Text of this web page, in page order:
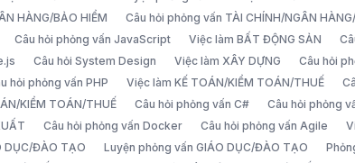
HÀNG/BẢO HIỂM
Câu hỏi phỏng vấn TÀI CHÍNH/NGÂN
Câu hỏi phỏng vấn JavaScript Việc làm BẤT ĐỘNG SẢN
Câu hỏi System Design Việc làm XÂY DỰNG Câu hỏi
hỏi phỏng vấn PHP Việc làm KẾ TOÁN/KIỂM TOÁN/THUẾ
KIỂM TOÁN/THUẾ
Câu hỏi phỏng vấn C# Câu hỏi phỏng
Câu hỏi phỏng vấn Docker Câu hỏi phỏng vấn Agile
DỤC/ĐÀO TẠO
Luyện phỏng vấn GIÁO DỤC/ĐÀO TẠO